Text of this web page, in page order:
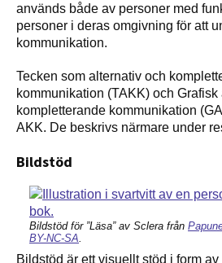
används både av personer med
personer i deras omgivning för att
kommunikation.
Tecken som alternativ och
kommunikation (TAKK) och Grafisk
kompletterande kommunikation
AKK. De beskrivs närmare under
Bildstöd
Bildstöd för ”Läsa”av Sclera från
BY-NC-SA
Bildstöd är ett visuellt stöd i form